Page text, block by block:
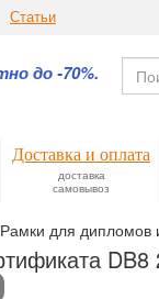
Статьи
до -70%.
Доставка и оплата
доставка
самовывоз
Рамки для дипломов